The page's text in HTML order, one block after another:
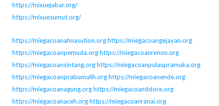
https://mixuejabar.org/
https://mixuesumut.org/
https://miegacoanahnasution.orghttps://miegacoangejayan.org
https://miegacoanpemuda.orghttps://miegacoanrenon.org
https://miegacoansintang.orghttps://miegacoanpulaupramuka.org
https://miegacoanprabumulih.orghttps://miegacoanende.org
https://miegacoanagung.orghttps://miegacoantidore.org
https://miegacoanaceh.orghttps://miegacoanranai.org